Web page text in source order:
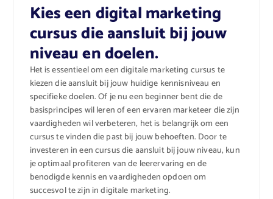
Kies een digital marketing
cursus die aansluit bij jouw
niveau en doelen.
Het is essentieel om een digitale marketing cursus te
kiezen die aansluit bij jouw huidige kennisniveau en
specifieke doelen. Of je nu een beginner bent die de
basisprincipes wil leren of een ervaren marketeer die zijn
vaardigheden wil verbeteren, het is belangrijk om een
cursus te vinden die past bij jouw behoeften. Door te
investeren in een cursus die aansluit bij jouw niveau, kun
je optimaal profiteren van de leerervaring en de
benodigde kennis en vaardigheden opdoen om
succesvol te zijn in digitale marketing.